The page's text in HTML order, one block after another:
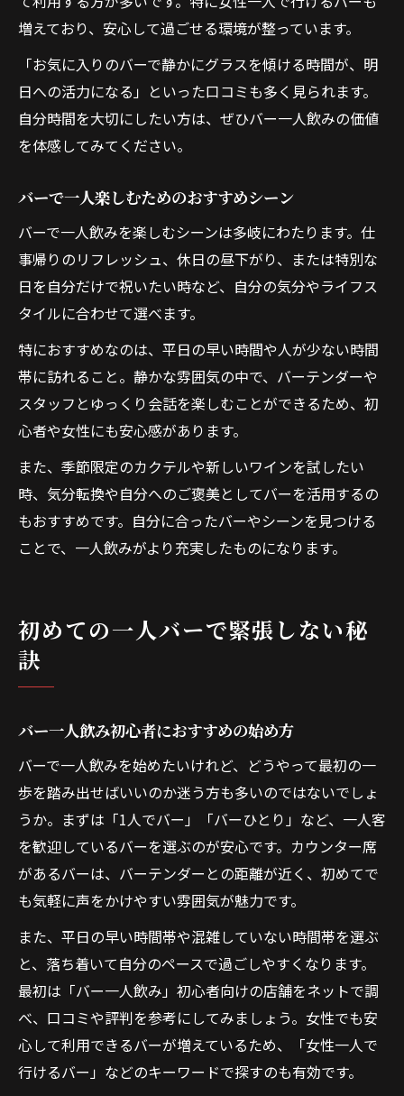
増えており、安心して過ごせる環境が整っています。
「お気に入りのバーで静かにグラスを傾ける時間が、明
日への活力になる」といった口コミも多く見られます。
自分時間を大切にしたい方は、ぜひバー一人飲みの価値
を体感してみてください。
バーで一人楽しむためのおすすめシーン
バーで一人飲みを楽しむシーンは多岐にわたります。仕
事帰りのリフレッシュ、休日の昼下がり、または特別な
日を自分だけで祝いたい時など、自分の気分やライフス
タイルに合わせて選べます。
特におすすめなのは、平日の早い時間や人が少ない時間
帯に訪れること。静かな雰囲気の中で、バーテンダーや
スタッフとゆっくり会話を楽しむことができるため、初
心者や女性にも安心感があります。
また、季節限定のカクテルや新しいワインを試したい
時、気分転換や自分へのご褒美としてバーを活用するの
もおすすめです。自分に合ったバーやシーンを見つける
ことで、一人飲みがより充実したものになります。
初めての一人バーで緊張しない秘
訣
バー一人飲み初心者におすすめの始め方
バーで一人飲みを始めたいけれど、どうやって最初の一
歩を踏み出せばいいのか迷う方も多いのではないでしょ
うか。まずは「1人でバー」「バーひとり」など、一人客
を歓迎しているバーを選ぶのが安心です。カウンター席
があるバーは、バーテンダーとの距離が近く、初めてで
も気軽に声をかけやすい雰囲気が魅力です。
また、平日の早い時間帯や混雑していない時間帯を選ぶ
と、落ち着いて自分のペースで過ごしやすくなります。
最初は「バー一人飲み」初心者向けの店舗をネットで調
べ、口コミや評判を参考にしてみましょう。女性でも安
心して利用できるバーが増えているため、「女性一人で
行けるバー」などのキーワードで探すのも有効です。